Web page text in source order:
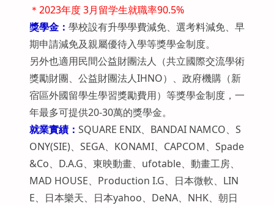
＊2023年度 3月留学生就職率90.5%
獎學金： 學校設有升學學費減免、選考料減免、早
期申請減免及親屬優待入學等獎學金制度。
另外也適用民間公益財團法人（共立國際交流學術
獎勵財團、公益財團法人IHNO）、政府機購（新
宿區外國留學生學習獎勵費用）等獎學金制度，一
年最多可提供20-30萬的獎學金。
就業實績： SQUARE ENIX、BANDAI NAMCO、S
ONY(SIE)、SEGA、KONAMI、CAPCOM、Spade
&Co、D.A.G、東映動畫、ufotable、動畫工房、
MAD HOUSE、Production I.G、日本微軟、LIN
E、日本樂天、日本yahoo、DeNA、NHK、朝日